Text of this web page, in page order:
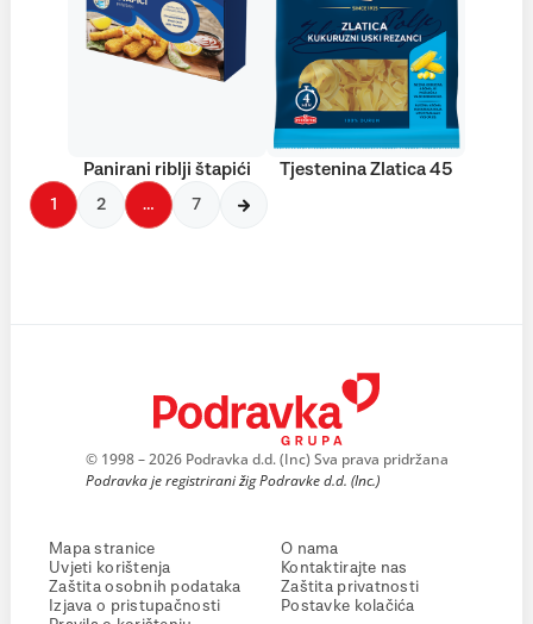
Panirani riblji štapići Tjestenina Zlatica 45
1 2 … 7
© 1998 – 2026 Podravka d.d. (Inc) Sva prava pridržana
Podravka je registrirani žig Podravke d.d. (Inc.)
Mapa stranice
Uvjeti korištenja
Zaštita osobnih podataka
Izjava o pristupačnosti
O nama
Kontaktirajte nas
Zaštita privatnosti
Postavke kolačića